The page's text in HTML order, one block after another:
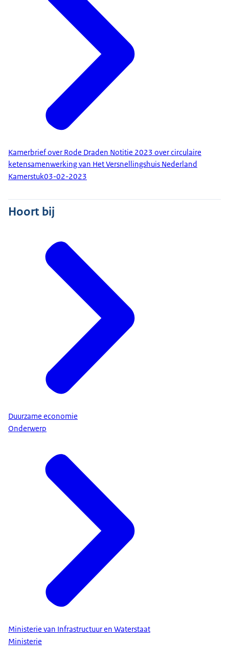
Kamerbrief over Rode Draden Notitie 2023 over circulaire
ketensamenwerking van Het Versnellingshuis Nederland
Kamerstuk03-02-2023
Hoort bij
Duurzame economie
Onderwerp
Ministerie van Infrastructuur en Waterstaat
Ministerie